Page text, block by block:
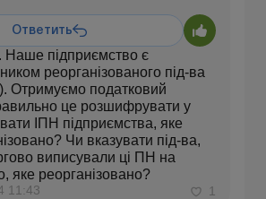
Ответить
Наше підприємство є
реорганізованого під-ва
Отримуємо податковий
це розшифрувати у
ІПН підприємства, яке
Чи вказувати під-ва,
виписували ці ПН на
яке реорганізовано?
11:43 1